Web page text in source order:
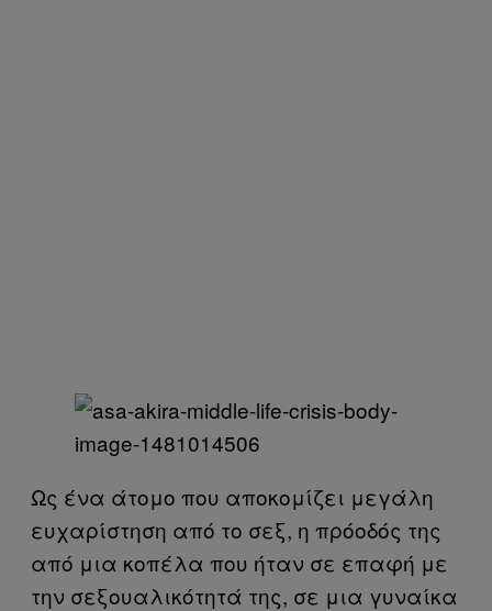
Ως ένα άτομο που αποκομίζει μεγάλη
ευχαρίστηση από το σεξ, η πρόοδός της
από μια κοπέλα που ήταν σε επαφή με
την σεξουαλικότητά της, σε μια γυναίκα